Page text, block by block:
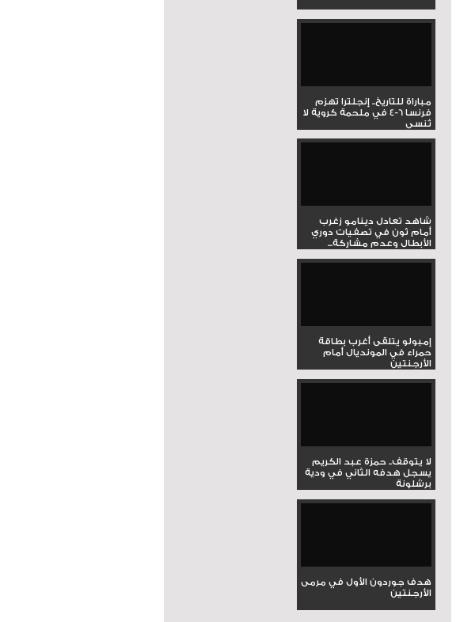
مباراة للتاريخ.. إنجلترا تهزم
فرنسا 6-4 في ملحمة كروية لا
تُنسى
شاهد تعادل دينامو زغرب
أمام ثون في تصفيات دوري
الأبطال وعدم مشاركة...
إمبولو يتلقى أغرب بطاقة
حمراء في المونديال أمام
الأرجنتين
لا يتوقف.. حمزة عبد الكريم
يسجل هدفه الثاني في ودية
برشلونة
هدف جوردون الأول في مرمى
الأرجنتين